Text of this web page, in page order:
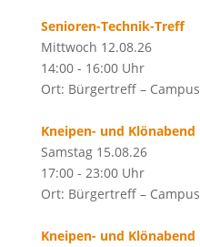
Senioren-Technik-Treff
Mittwoch 12.08.26
14:00 - 16:00 Uhr
Ort: Bürgertreff – Campus
Kneipen- und Klönabend
Samstag 15.08.26
17:00 - 23:00 Uhr
Ort: Bürgertreff – Campus
Kneipen- und Klönabend